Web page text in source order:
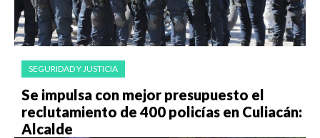
SEGURIDAD Y JUSTICIA
Se impulsa con mejor presupuesto el
reclutamiento de 400 policías en Culiacán:
Alcalde